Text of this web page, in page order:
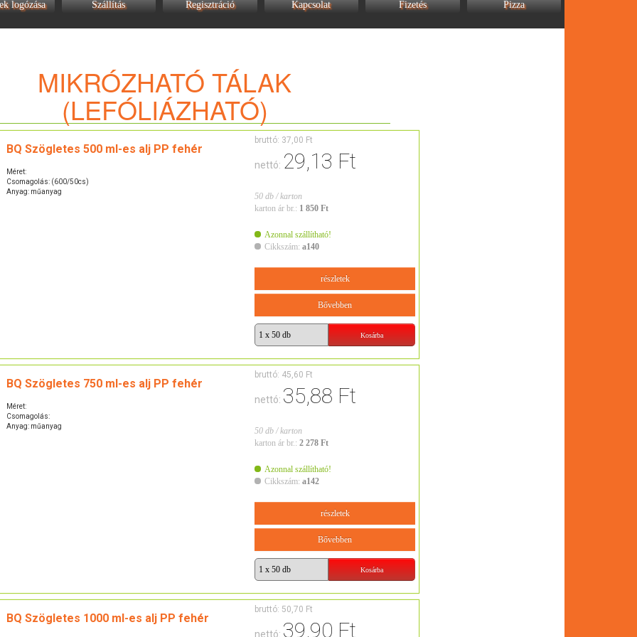
logózása Szállítás Regisztráció Kapcsolat Fizetés Pizza
MIKRÓZHATÓ TÁLAK
(LEFÓLIÁZHATÓ)
BQ Szögletes 500 ml-es alj PP fehér
Méret:
Csomagolás: (600/50cs)
Anyag: műanyag
bruttó: 37,00 Ft
nettó: 29,13 Ft
50 db / karton
karton ár br.: 1 850 Ft
Azonnal szállítható!
Cikkszám: a140
részletek
Bővebben
BQ Szögletes 750 ml-es alj PP fehér
Méret:
Csomagolás:
Anyag: műanyag
bruttó: 45,60 Ft
nettó: 35,88 Ft
50 db / karton
karton ár br.: 2 278 Ft
Azonnal szállítható!
Cikkszám: a142
részletek
Bővebben
BQ Szögletes 1000 ml-es alj PP fehér
bruttó: 50,70 Ft
nettó: 39,90 Ft